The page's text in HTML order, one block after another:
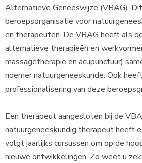
Alternatieve Geneeswijze (VBAG).
beroepsorganisatie voor
en therapeuten. De VBAG heeft als
alternatieve therapieën en
massagetherapie en acupunctuur)
noemer natuurgeneeskunde. Ook
professionalisering van deze
Een therapeut aangesloten bij de
natuurgeneeskundig therapeut heeft
volgt jaarlijks cursussen om op de
nieuwe ontwikkelingen. Zo weet u